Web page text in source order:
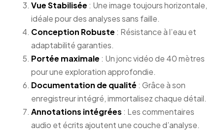
Vue Stabilisée : Une image toujours horizontale,
idéale pour des analyses sans faille.
Conception Robuste : Résistance à l’eau et
adaptabilité garanties.
Portée maximale : Un jonc vidéo de 40 mètres
pour une exploration approfondie.
Documentation de qualité : Grâce à son
enregistreur intégré, immortalisez chaque détail.
Annotations intégrées : Les commentaires
audio et écrits ajoutent une couche d’analyse.